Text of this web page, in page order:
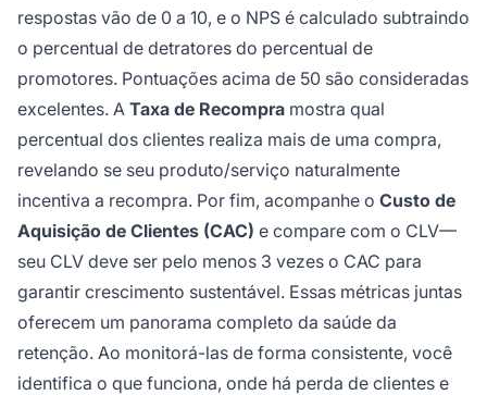
respostas vão de 0 a 10, e o NPS é calculado subtraindo
o percentual de detratores do percentual de
promotores. Pontuações acima de 50 são consideradas
excelentes. A Taxa de Recompra mostra qual
percentual dos clientes realiza mais de uma compra,
revelando se seu produto/serviço naturalmente
incentiva a recompra. Por fim, acompanhe o Custo de
Aquisição de Clientes (CAC) e compare com o CLV—
seu CLV deve ser pelo menos 3 vezes o CAC para
garantir crescimento sustentável. Essas métricas juntas
oferecem um panorama completo da saúde da
retenção. Ao monitorá-las de forma consistente, você
identifica o que funciona, onde há perda de clientes e